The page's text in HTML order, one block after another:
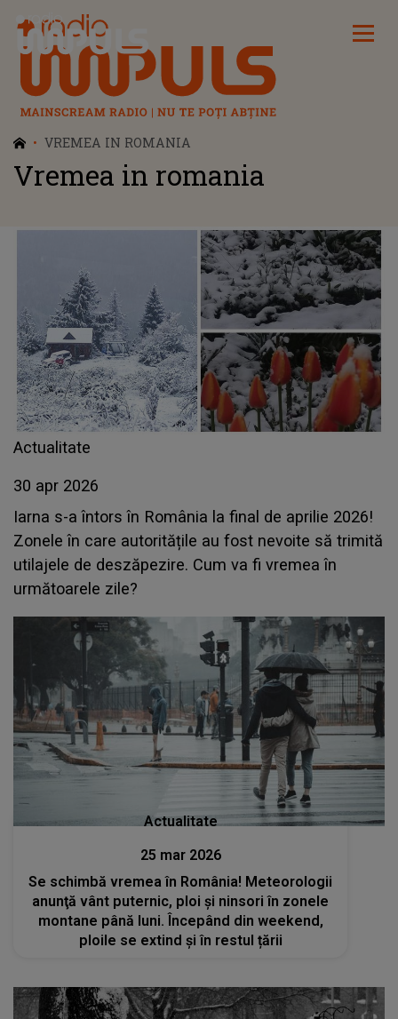
Radio Impuls
VREMEA IN ROMANIA
Vremea in romania
Actualitate
30 apr 2026
Iarna s-a întors în România la final de aprilie 2026!
Zonele în care autoritățile au fost nevoite să trimită
utilajele de deszăpezire. Cum va fi vremea în
următoarele zile?
Actualitate
25 mar 2026
Se schimbă vremea în România! Meteorologii
anunţă vânt puternic, ploi şi ninsori în zonele
montane până luni. Începând din weekend,
ploile se extind și în restul țării